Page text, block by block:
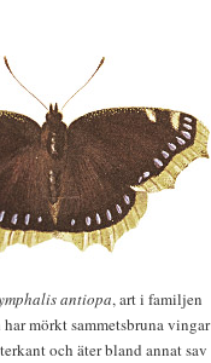
antiopa, art i familjen
mörkt sammetsbruna vingar
och äter bland annat sav